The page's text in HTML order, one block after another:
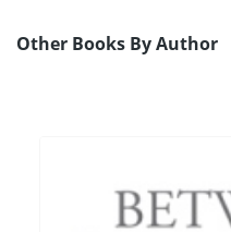
Other Books By Author